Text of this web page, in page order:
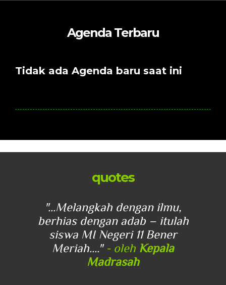
Agenda Terbaru
Tidak ada Agenda baru saat ini
quotes
"...Melangkah dengan ilmu,
berhias dengan adab – itulah
siswa MI Negeri 11 Bener
Meriah...." - oleh Kepala
Madrasah